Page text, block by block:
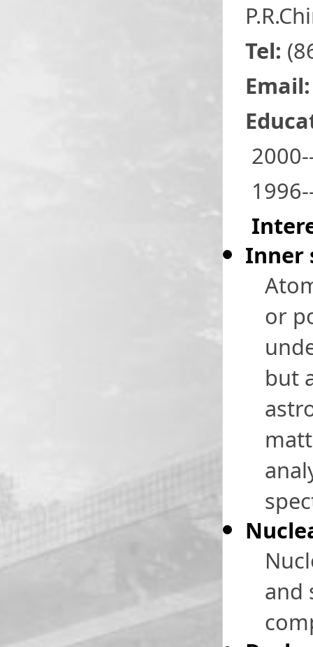
Tel:
Inner
or
but
and